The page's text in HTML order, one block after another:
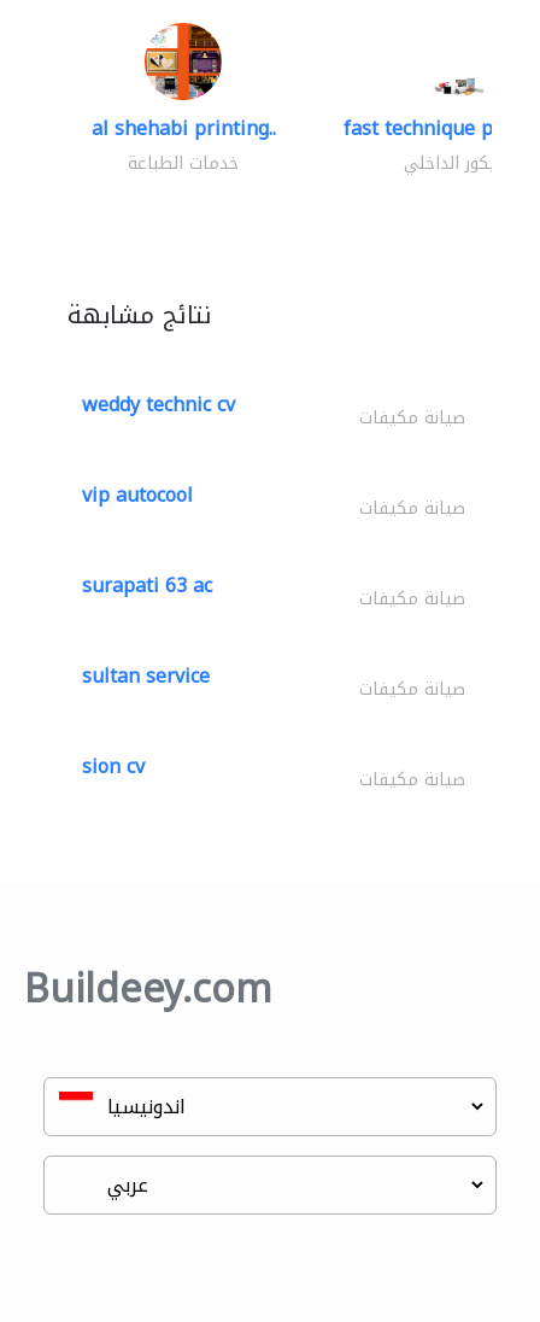
al shehabi printing..
خدمات الطباعة
fast technique pre-
الديكور الداخلي
نتائج مشابهة
weddy technic cv صيانة مكيفات
vip autocool صيانة مكيفات
surapati 63 ac صيانة مكيفات
sultan service صيانة مكيفات
sion cv صيانة مكيفات
Buildeey.com